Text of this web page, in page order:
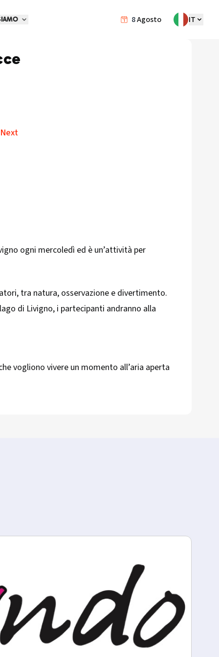
8Agosto IT
ogni mercoledì ed è un’attività per
tra natura, osservazione e divertimento.
di Livigno, i partecipanti andranno alla
vogliono vivere un momento all’aria aperta